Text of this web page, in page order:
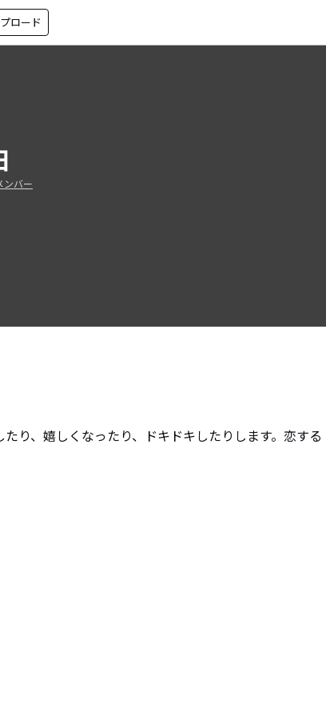
ロード
ンバー
り、嬉しくなったり、ドキドキしたりします。恋する